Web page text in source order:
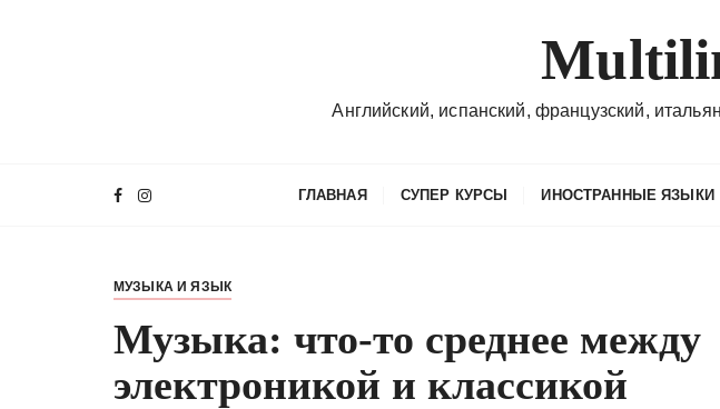
Английский, испанский, французский,
ГЛАВНАЯ СУПЕР КУРСЫ ИНОСТРАННЫЕ ЯЗЫКИ
МУЗЫКА И ЯЗЫК
Музыка: что-то среднее между
электроникой и классикой